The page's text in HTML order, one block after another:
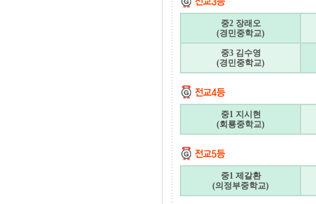
중2 장래오
(경민중학교)
중3 김수영
(경민중학교)
중1 지시현
(회룡중학교)
중1 제갈환
(의정부중학교)